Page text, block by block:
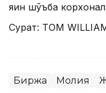
яқин шўъба
Сурат: ТОМ
Биржа Молия